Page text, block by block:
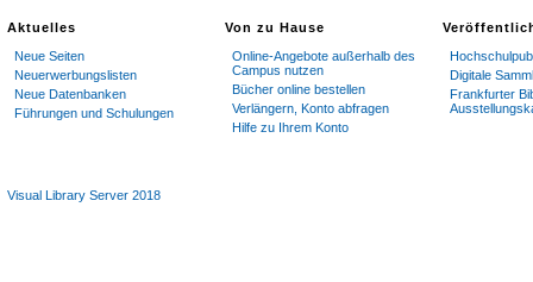
Aktuelles
Neue Seiten
Neuerwerbungslisten
Neue Datenbanken
Führungen und Schulungen
Von zu Hause
Online-Angebote außerhalb des
Campus nutzen
Bücher online bestellen
Verlängern, Konto abfragen
Hilfe zu Ihrem Konto
Digitale
Frankfurter
Visual Library Server 2018